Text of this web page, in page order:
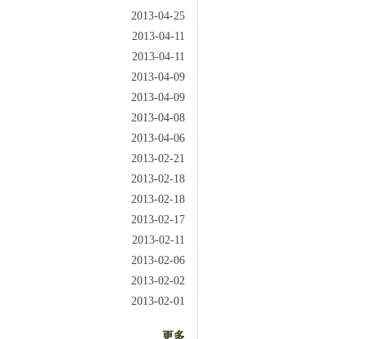
2013-04-25
2013-04-11
2013-04-11
2013-04-09
2013-04-09
2013-04-08
2013-04-06
2013-02-21
2013-02-18
2013-02-18
2013-02-17
2013-02-11
2013-02-06
2013-02-02
2013-02-01
更多